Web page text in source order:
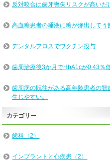
反対咬合は歯牙喪失リスクが高い
高血糖患者の唾液に糖が滲出してう
デンタルフロスでワクチン投与
歯周治療後3か月でHbA1cが0.43％低
歯周病の既往がある高年齢患者の
生じやすい。
カテゴリー
歯科（2）
インプラントと心疾患（2）